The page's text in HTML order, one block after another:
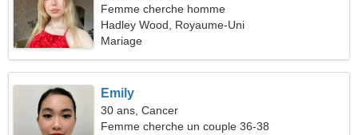
Femme cherche homme
Hadley Wood, Royaume-Uni
Mariage
Emily
30 ans, Cancer
Femme cherche un couple 36-38